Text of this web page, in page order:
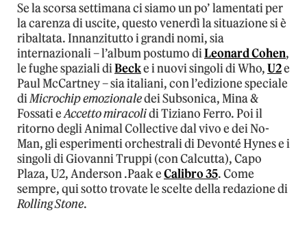
Se la scorsa settimana ci siamo un po’ lamentati per
la carenza di uscite, questo venerdì la situazione si è
ribaltata. Innanzitutto i grandi nomi, sia
internazionali – l’album postumo diLeonard Cohen,
le fughe spaziali diBecke i nuovi singoli di Who,U2e
Paul McCartney – sia italiani, con l’edizione speciale
diMicrochip emozionaledei Subsonica, Mina &
Fossati eAccetto miracolidi Tiziano Ferro. Poi il
ritorno degli Animal Collective dal vivo e dei No-
Man, gli esperimenti orchestrali di Devonté Hynes e i
singoli di Giovanni Truppi (con Calcutta), Capo
Plaza, U2, Anderson .Paak eCalibro 35. Come
sempre, qui sotto trovate le scelte della redazione di
Rolling Stone.